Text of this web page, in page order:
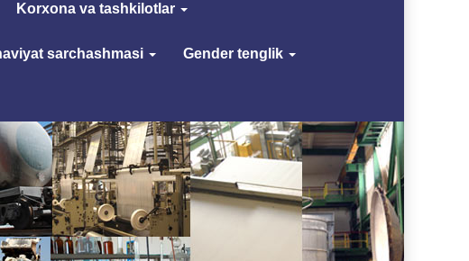
Korxona va tashkilotlar
sarchashmasi Gender tenglik